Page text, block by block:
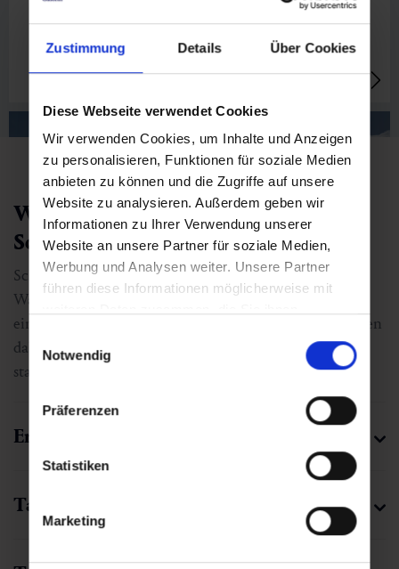
Zustimmung Details Über Cookies
Diese Webseite verwendet Cookies
Wir verwenden Cookies, um Inhalte und Anzeigen
zu personalisieren, Funktionen für soziale Medien
anbieten zu können und die Zugriffe auf unsere
Website zu analysieren. Außerdem geben wir
Informationen zu Ihrer Verwendung unserer
Website an unsere Partner für soziale Medien,
Werbung und Analysen weiter. Unsere Partner
führen diese Informationen möglicherweise mit
Nutzung der Dienste gesammelt haben.
Notwendig
Präferenzen
Statistiken
Marketing
🏀
00:45 h
🔖 🜏 🞽
Leicht
Panoramaweg Schlossalmblick -
Schlossalm Bergstation (Winter)
🏀 🞽
Mittel
Wertvolle Tipps zum Winter- und
Schneeschuhwandern
Schritt für Schritt durch die glitzernde Pracht:
Wanderungen durch das winterliche Gasteinertal sind
ein ganz besonderes Erlebnis. Unsere Tipps helfen Ihnen
dabei, bestens vorbereitet ins Winterabenteuer zu
starten.
Erhöhte Anstrengung
Tageszeit